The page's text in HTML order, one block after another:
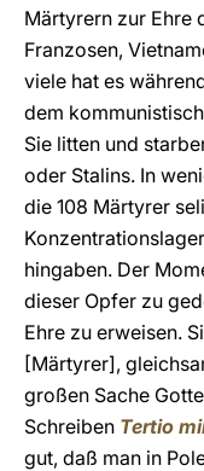
Märtyrern zur Ehre
Franzosen,
viele hat es
dem
Sie litten und
oder Stalins. In
die 108 Märtyrer
hingaben. Der
dieser Opfer zu
Ehre zu erweisen.
[Märtyrer],
großen Sache
Schreiben Tertio
gut, daß man in